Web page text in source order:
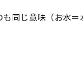
同じ意味（お水